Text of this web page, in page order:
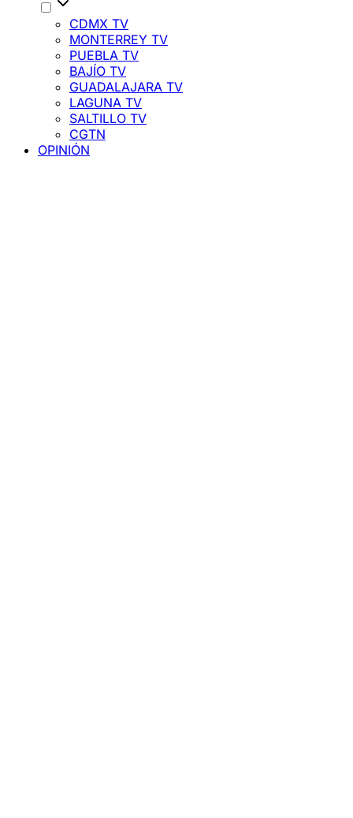
CDMX TV
MONTERREY TV
PUEBLA TV
BAJÍO TV
GUADALAJARA TV
LAGUNA TV
SALTILLO TV
CGTN
OPINIÓN